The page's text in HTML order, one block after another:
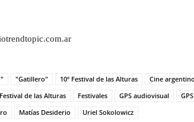
"Gatillero" 10º Festival de las Alturas Cine argentino
Festival de las Alturas Festivales GPS audiovisual
Matías Desiderio Uriel Sokolowicz